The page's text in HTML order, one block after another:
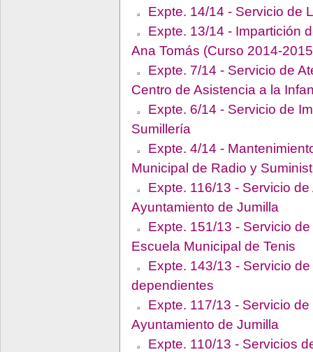
Expte. 14/14 - Servicio de
Expte. 13/14 - Impartición
Ana Tomás (Curso 2014-
Expte. 7/14 - Servicio de
Centro de Asistencia a la
Expte. 6/14 - Servicio de
Sumillería
Expte. 4/14 -
Municipal de Radio y
Expte. 116/13 - Servicio
Ayuntamiento de Jumilla
Expte. 151/13 - Servicio
Escuela Municipal de Tenis
Expte. 143/13 - Servicio
dependientes
Expte. 117/13 - Servicio
Ayuntamiento de Jumilla
Expte. 110/13 - Servicios